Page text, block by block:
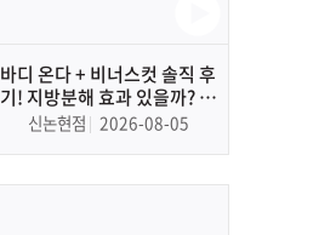
바디 온다 + 비너스컷 솔직 후
기! 지방분해 효과 있을까? 직
접 받아봤습니다
신논현점 2026-08-05